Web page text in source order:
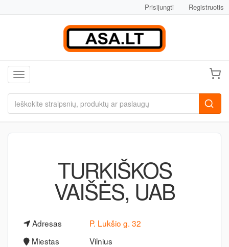
Prisijungti Registruotis
Toggle navigation
TURKIŠKOS
VAIŠĖS, UAB
Adresas
P. Lukšio g. 32
Miestas
Vilnius